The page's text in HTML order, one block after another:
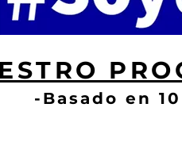
-Basado en